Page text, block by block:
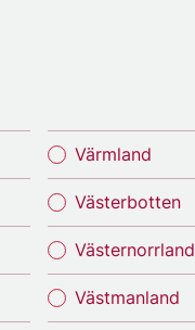
Värmland
Västerbotten
Västernorrland
Västmanland